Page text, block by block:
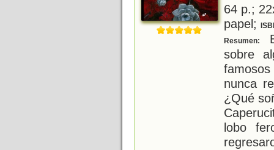
64 p.;
papel;
Resumen:
sobre
nunca
¿Qué
lobo